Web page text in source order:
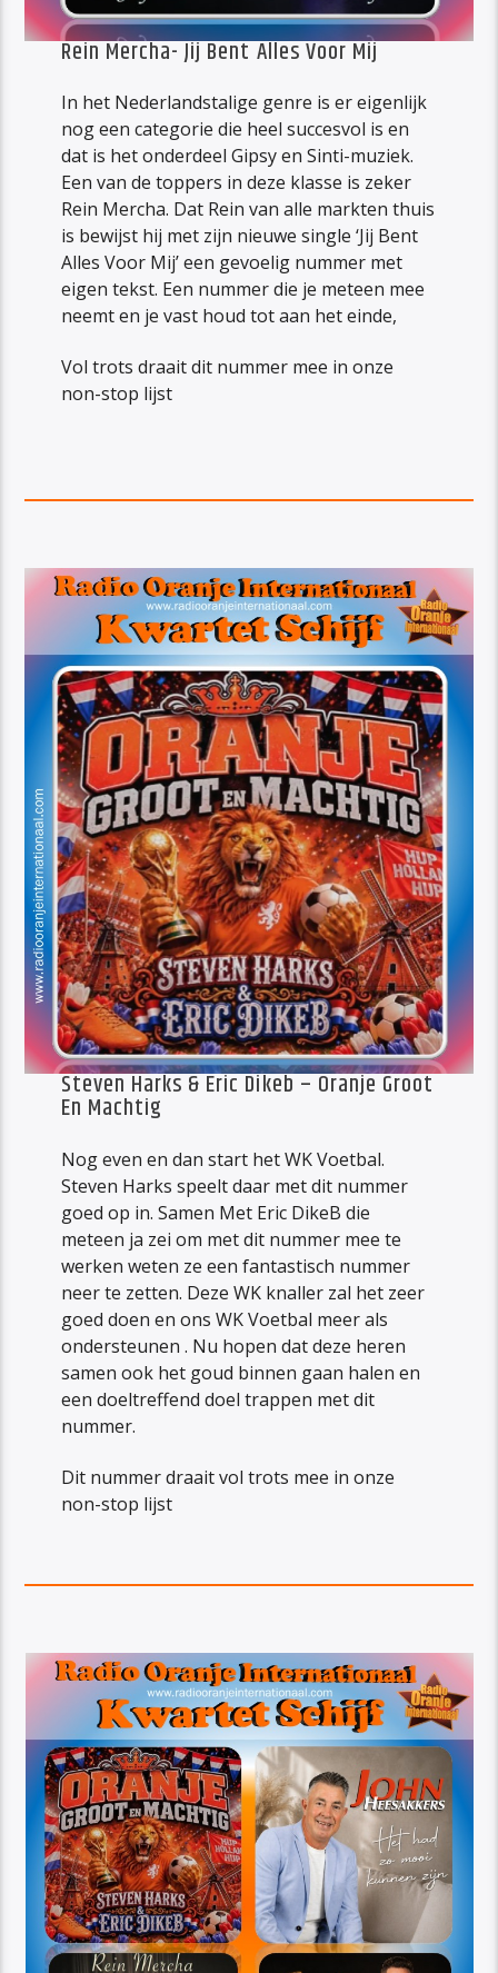
Rein Mercha- Jij Bent Alles Voor Mij
In het Nederlandstalige genre is er eigenlijk
nog een categorie die heel succesvol is en
dat is het onderdeel Gipsy en Sinti-muziek.
Een van de toppers in deze klasse is zeker
Rein Mercha. Dat Rein van alle markten thuis
is bewijst hij met zijn nieuwe single ‘Jij Bent
Alles Voor Mij’ een gevoelig nummer met
eigen tekst. Een nummer die je meteen mee
neemt en je vast houd tot aan het einde,
Vol trots draait dit nummer mee in onze
non-stop lijst
Steven Harks & Eric Dikeb – Oranje Groot
En Machtig
Nog even en dan start het WK Voetbal.
Steven Harks speelt daar met dit nummer
goed op in. Samen Met Eric DikeB die
meteen ja zei om met dit nummer mee te
werken weten ze een fantastisch nummer
neer te zetten. Deze WK knaller zal het zeer
goed doen en ons WK Voetbal meer als
ondersteunen . Nu hopen dat deze heren
samen ook het goud binnen gaan halen en
een doeltreffend doel trappen met dit
nummer.
Dit nummer draait vol trots mee in onze
non-stop lijst